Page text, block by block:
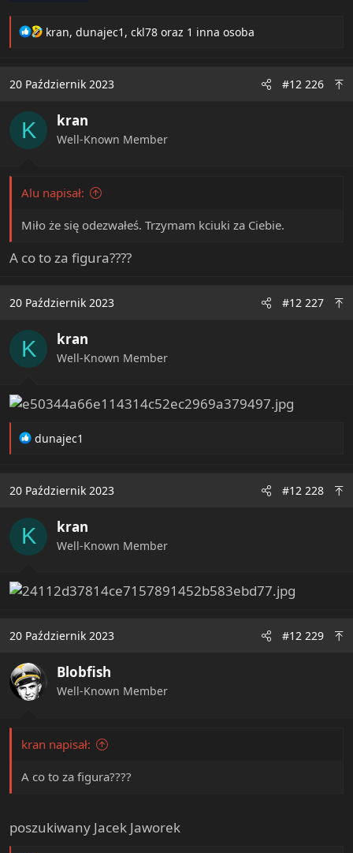
R
c
t
o
n
kran, dunajec1 , ckl78 oraz 1 inna osoba
20 Październik 2023 #12 226
K kran
Well-Known Member
Alu napisał:
Miło że się odezwałeś. Trzymam kciuki za Ciebie.
A co to za figura????
20 Październik 2023 #12 227
K kran
Well-Known Member
R
t
o
n
s
dunajec1
20 Październik 2023 #12 228
K kran
Well-Known Member
20 Październik 2023 #12 229
Blobfish
Well-Known Member
kran napisał:
A co to za figura????
poszukiwany Jacek Jaworek